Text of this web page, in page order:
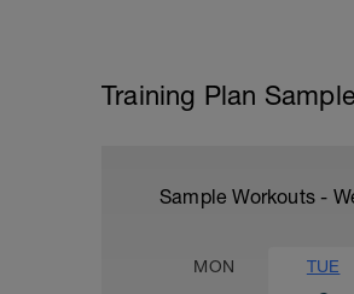
Training Plan
Sample Workouts -
MON TUE